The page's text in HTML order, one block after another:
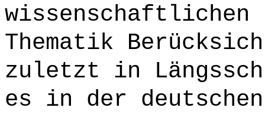
wissenschaftlichen
Thematik
zuletzt in
es in der